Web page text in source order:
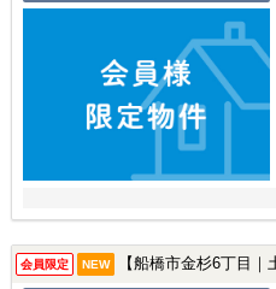
会員限定 NEW 【船橋市金杉6丁目｜